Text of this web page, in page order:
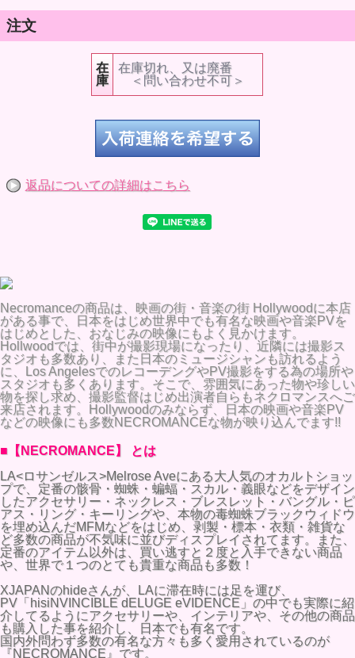
注文
在
庫
在庫切れ、又は廃番
＜問い合わせ不可＞
返品についての詳細はこちら
Necromanceの商品は、映画の街・音楽の街 Hollywoodに本店
がある事で、日本をはじめ世界中でも有名な映画や音楽PVを
はじめとした、おなじみの映像にもよく見かけます。
Hollwoodでは、街中が撮影現場になったり、近隣には撮影ス
タジオも多数あり、また日本のミュージシャンも訪れるよう
に、Los AngelesでのレコーデングやPV撮影をする為の場所や
スタジオも多くあります。そこで、雰囲気にあった物や珍しい
物を探し求め、撮影監督はじめ出演者自らもネクロマンスへご
来店されます。Hollywoodのみならず、日本の映画や音楽PV
などの映像にも多数NECROMANCEな物が映り込んでます!!
■【NECROMANCE】 とは
LA<ロサンゼルス>Melrose Aveにある大人気のオカルトショッ
プで、定番の骸骨・蜘蛛・蝙蝠・スカル・義眼などをデザイン
したアクセサリー・ネックレス・ブレスレット・バングル・ピ
アス・リング・キーリングや、本物の毒蜘蛛ブラックウィドウ
を埋め込んだMFMなどをはじめ、剥製・標本・衣類・雑貨な
ど多数の商品が不気味に並びディスプレイされてます。また、
定番のアイテム以外は、買い逃すと２度と入手できない商品
や、世界で１つのとても貴重な商品も多数！
XJAPANのhideさんが、LAに滞在時には足を運び、
PV「hisiNVINCIBLE dELUGE eVIDENCE」の中でも実際に紹
介してるようにアクセサリーや、インテリアや、その他の商品
も購入した事を紹介し、日本でも有名です。
国内外問わず多数の有名な方々も多く愛用されているのが
『NECROMANCE』です。